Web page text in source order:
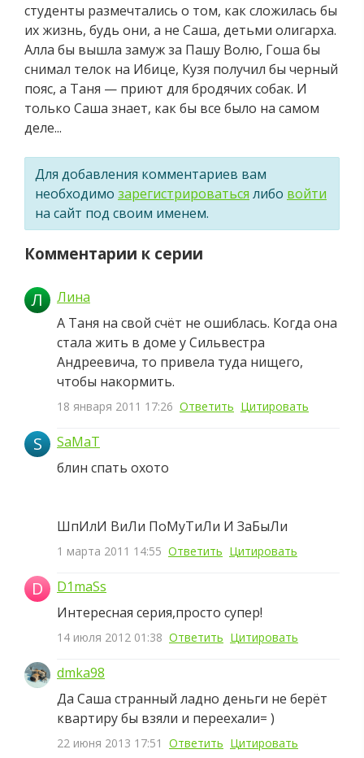
студенты размечтались о том, как сложилась бы
их жизнь, будь они, а не Саша, детьми олигарха.
Алла бы вышла замуж за Пашу Волю, Гоша бы
снимал телок на Ибице, Кузя получил бы черный
пояс, а Таня — приют для бродячих собак. И
только Саша знает, как бы все было на самом
деле...
Для добавления комментариев вам
необходимо зарегистрироваться либо войти
на сайт под своим именем.
Комментарии к серии
Л
Лина
А Таня на свой счёт не ошиблась. Когда она
стала жить в доме у Сильвестра
Андреевича, то привела туда нищего,
чтобы накормить.
18 января 2011 17:26 Ответить Цитировать
S
SaMaT
блин спать охото
ШпИлИ ВиЛи ПоМуТиЛи И ЗаБыЛи
1 марта 2011 14:55 Ответить Цитировать
D
D1maSs
Интересная серия,просто супер!
14 июля 2012 01:38 Ответить Цитировать
dmka98
Да Саша странный ладно деньги не берёт
квартиру бы взяли и переехали= )
22 июня 2013 17:51 Ответить Цитировать